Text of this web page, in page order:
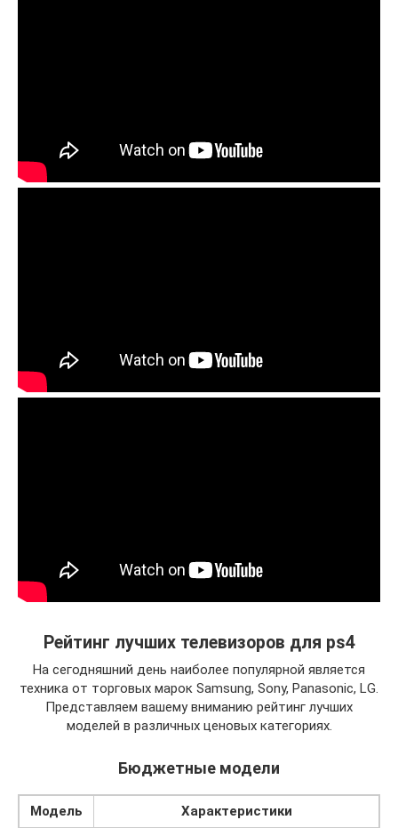
Рейтинг лучших телевизоров для ps4
На сегодняшний день наиболее популярной является
техника от торговых марок Samsung, Sony, Panasonic, LG.
Представляем вашему вниманию рейтинг лучших
моделей в различных ценовых категориях.
Бюджетные модели
Модель Характеристики